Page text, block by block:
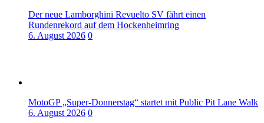
Der neue Lamborghini Revuelto SV fährt einen
Rundenrekord auf dem Hockenheimring
6. August 2026 0
MotoGP „Super-Donnerstag“ startet mit Public Pit Lane Walk
6. August 2026 0